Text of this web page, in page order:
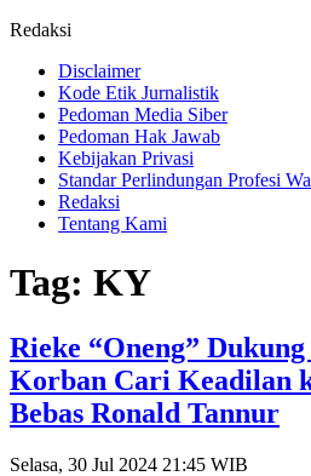
Redaksi
Disclaimer
Kode Etik Jurnalistik
Pedoman Media Siber
Pedoman Hak Jawab
Kebijakan Privasi
Standar Perlindungan Profesi
Redaksi
Tentang Kami
Tag: KY
Rieke “Oneng”
Korban Cari Keadilan
Bebas Ronald Tannur
Selasa, 30 Jul 2024 21:45 WIB